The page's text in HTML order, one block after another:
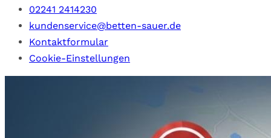
02241 2414230
kundenservice@betten-sauer.de
Kontaktformular
Cookie-Einstellungen